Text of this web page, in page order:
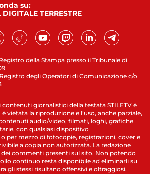
della Stampa presso il Tribunale di
degli Operatori di Comunicazione c/o
su:
TERRESTRE
giornalistici della testata STILETV è
vietata la riproduzione e l’uso, anche parziale,
audio/video, filmati, loghi, grafiche
con qualsiasi dispositivo
per mezzo di fotocopie, registrazioni, cover e
a copia non autorizzata. La redazione
dei commenti presenti sul sito. Non potendo
continuo resta disponibile ad eliminarli su
gli stessi risultano offensivi e oltraggiosi.